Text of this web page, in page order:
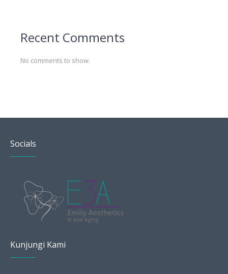
Recent Comments
No comments to show.
Socials
Kunjungi Kami